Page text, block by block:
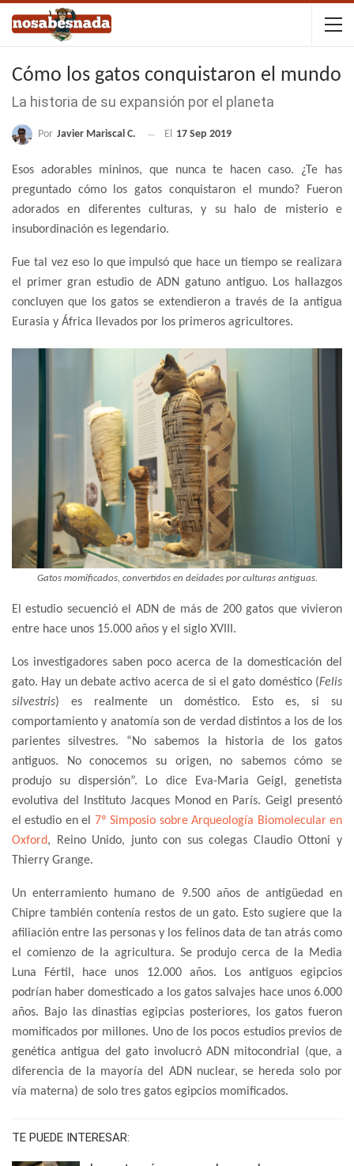
Cómo los gatos conquistaron el mundo
La historia de su expansión por el planeta
Por Javier Mariscal C. El 17 Sep 2019
Esos adorables mininos, que nunca te hacen caso. ¿Te has
preguntado cómo los gatos conquistaron el mundo? Fueron
adorados en diferentes culturas, y su halo de misterio e
insubordinación es legendario.
Fue tal vez eso lo que impulsó que hace un tiempo se realizara
el primer gran estudio de ADN gatuno antiguo. Los hallazgos
concluyen que los gatos se extendieron a través de la antigua
Eurasia y África llevados por los primeros agricultores.
Gatos momificados, convertidos en deidades por culturas antiguas.
El estudio secuenció el ADN de más de 200 gatos que vivieron
entre hace unos 15.000 años y el siglo XVIII.
Los investigadores saben poco acerca de la domesticación del
gato. Hay un debate activo acerca de si el gato doméstico (Felis
silvestris) es realmente un doméstico. Esto es, si su
comportamiento y anatomía son de verdad distintos a los de los
parientes silvestres. “No sabemos la historia de los gatos
antiguos. No conocemos su origen, no sabemos cómo se
produjo su dispersión”. Lo dice Eva-Maria Geigl, genetista
evolutiva del Instituto Jacques Monod en París. Geigl presentó
el estudio en el
7º Simposio sobre Arqueología Biomolecular en
Oxford, Reino Unido, junto con sus colegas Claudio Ottoni y
Thierry Grange.
Un enterramiento humano de 9.500 años de antigüedad en
Chipre también contenía restos de un gato. Esto sugiere que la
afiliación entre las personas y los felinos data de tan atrás como
el comienzo de la agricultura. Se produjo cerca de la Media
Luna Fértil, hace unos 12.000 años. Los antiguos egipcios
podrían haber domesticado a los gatos salvajes hace unos 6.000
años. Bajo las dinastías egipcias posteriores, los gatos fueron
momificados por millones. Uno de los pocos estudios previos de
genética antigua del gato involucró ADN mitocondrial (que, a
diferencia de la mayoría del ADN nuclear, se hereda solo por
vía materna) de solo tres gatos egipcios momificados.
TE PUEDE INTERESAR: